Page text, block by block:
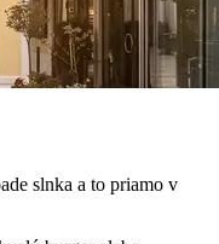
slnka a to priamo v